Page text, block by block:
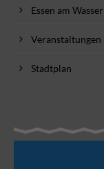
Essen am Wasser
Veranstaltungen
Stadtplan